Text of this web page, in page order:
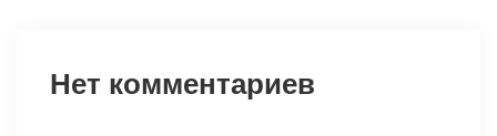
Нет комментариев